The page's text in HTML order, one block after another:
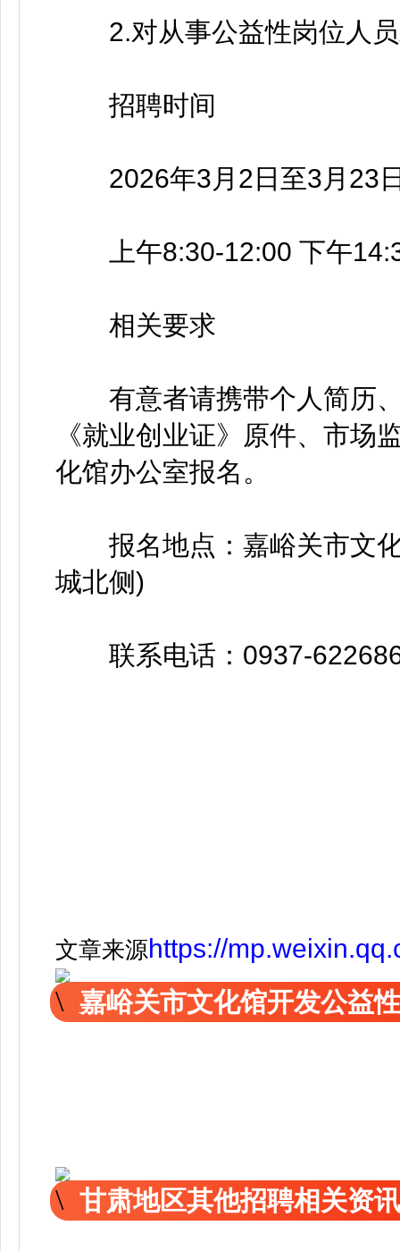
2.对从事公益性岗位人员
招聘时间
2026年3月2日至3月23日
上午8:30-12:00 下午
相关要求
有意者请携带个人简历、
《就业创业证》原件、市场
化馆办公室报名。
报名地点：嘉峪关市文化
城北侧)
联系电话：0937-
文章来源https://
嘉峪关市文化馆开发公益
甘肃地区其他招聘相关资